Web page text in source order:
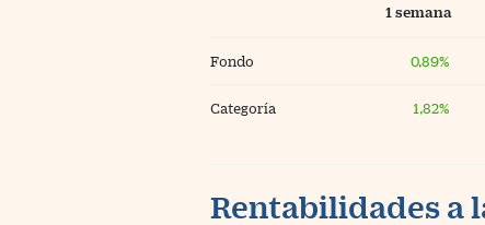
1 semana
Fondo 0,89%
Categoría 1,82%
Rentabilidades a